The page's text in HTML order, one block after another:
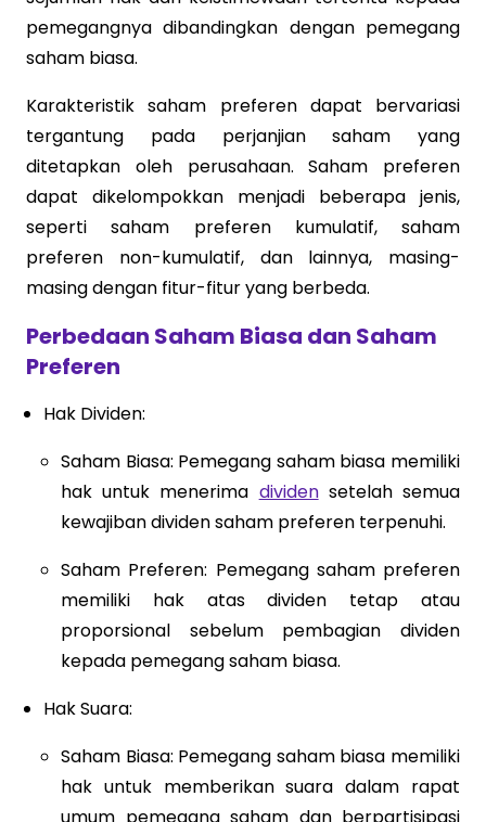
pemegangnya dibandingkan dengan pemegang
saham biasa.
Karakteristik saham preferen dapat bervariasi
tergantung pada perjanjian saham yang
ditetapkan oleh perusahaan. Saham preferen
dapat dikelompokkan menjadi beberapa jenis,
seperti saham preferen kumulatif, saham
preferen non-kumulatif, dan lainnya, masing-
masing dengan fitur-fitur yang berbeda.
Perbedaan Saham Biasa dan Saham
Preferen
Hak Dividen:
Saham Biasa: Pemegang saham biasa memiliki
hak untuk menerima dividensetelah semua
kewajiban dividen saham preferen terpenuhi.
Saham Preferen: Pemegang saham preferen
memiliki hak atas dividen tetap atau
proporsional sebelum pembagian dividen
kepada pemegang saham biasa.
Hak Suara:
Saham Biasa: Pemegang saham biasa memiliki
hak untuk memberikan suara dalam rapat